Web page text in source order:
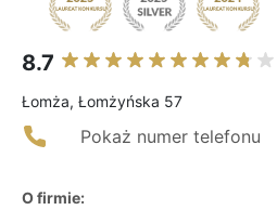
8.7
Łomża, Łomżyńska 57
Pokaż numer telefonu
O firmie: